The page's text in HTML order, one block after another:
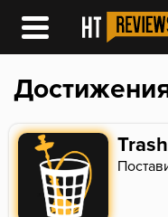
Trash